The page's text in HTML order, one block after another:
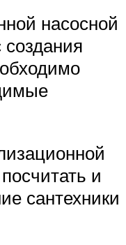
насосной
создания
и
сантехники